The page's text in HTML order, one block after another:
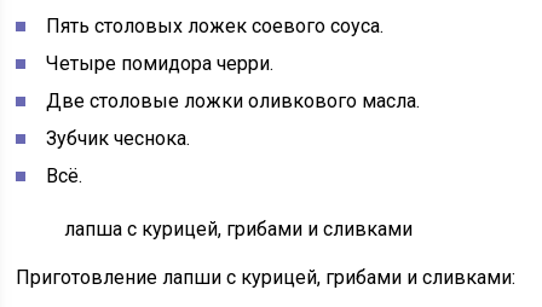
Пять столовых ложек соевого соуса.
Четыре помидора черри.
Две столовые ложки оливкового масла.
Зубчик чеснока.
Всё.
лапша с курицей, грибами и сливками
Приготовление лапши с курицей, грибами и сливками: